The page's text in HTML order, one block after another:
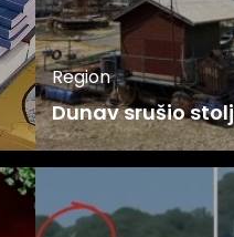
Region
Dunav srušio